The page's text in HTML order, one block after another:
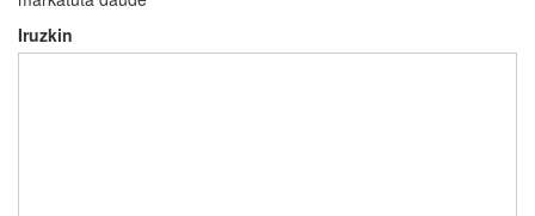
Iruzkin